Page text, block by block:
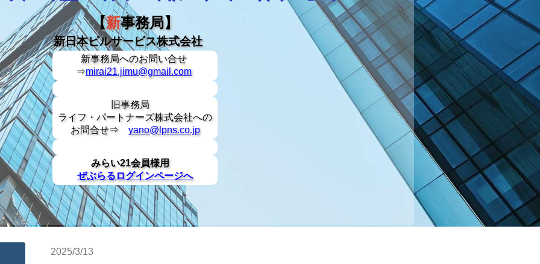
【新事務局】
新日本ビルサービス株式会社
新事務局へのお問い合せ
⇒mirai21.jimu@gmail.com
旧事務局
ライフ・パートナーズ株式会社への
お問合せ⇒ yano@lpns.co.jp
みらい21会員様用
ぜぶらるログインページへ
2025/3/13